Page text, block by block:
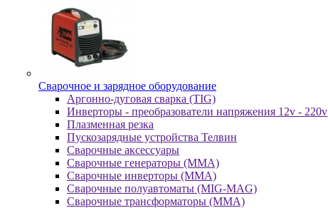
Cвapoчнoe и зарядное оборудование
Аргонно-дуговая сварка (TIG)
Инверторы - преобразователи напряжения 12v - 220v
Плазменная резка
Пускозарядные устройства Телвин
Сварочные аксессуары
Сварочные генераторы (MMA)
Сварочные инверторы (MMA)
Сварочные полуавтоматы (MIG-MAG)
Сварочные трансформаторы (MMA)